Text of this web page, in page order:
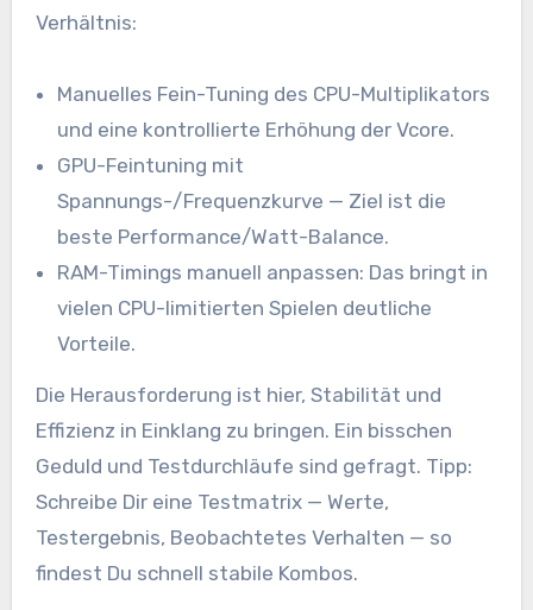
Verhältnis:
Manuelles Fein-Tuning des CPU-Multiplikators
und eine kontrollierte Erhöhung der Vcore.
GPU-Feintuning mit
Spannungs-/Frequenzkurve — Ziel ist die
beste Performance/Watt-Balance.
RAM-Timings manuell anpassen: Das bringt in
vielen CPU-limitierten Spielen deutliche
Vorteile.
Die Herausforderung ist hier, Stabilität und
Effizienz in Einklang zu bringen. Ein bisschen
Geduld und Testdurchläufe sind gefragt. Tipp:
Schreibe Dir eine Testmatrix — Werte,
Testergebnis, Beobachtetes Verhalten — so
findest Du schnell stabile Kombos.